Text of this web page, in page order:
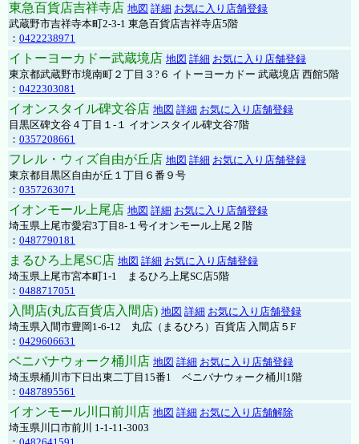
東急百貨店吉祥寺店 地図 詳細 お気に入り店舗登録
武蔵野市吉祥寺本町2-3-1 東急百貨店吉祥寺店5階
： 0422238971
イトーヨーカドー武蔵境店 地図 詳細 お気に入り店舗登録
東京都武蔵野市境南町２丁目３?６ イトーヨーカドー 武蔵境店 西館5階
： 0422303081
イオンスタイル碑文谷店 地図 詳細 お気に入り店舗登録
目黒区碑文谷４丁目１-１ イオンスタイル碑文谷7階
： 0357208661
フレル・ウィズ自由が丘店 地図 詳細 お気に入り店舗登録
東京都目黒区自由が丘１丁目６番９号
： 0357263071
イオンモール上尾店 地図 詳細 お気に入り店舗登録
埼玉県上尾市愛宕3丁目8-１号イオンモール上尾２階
： 0487790181
まるひろ上尾SC店 地図 詳細 お気に入り店舗登録
埼玉県上尾市宮本町1-1 まるひろ上尾SC店5階
： 0488717051
入間店(丸広百貨店入間店) 地図 詳細 お気に入り店舗登録
埼玉県入間市豊岡1-6-12 丸広（まるひろ）百貨店 入間店５F
： 0429606631
ベニバナウォーク桶川店 地図 詳細 お気に入り店舗登録
埼玉県桶川市下日出東二丁目15番1 ベニバナウォーク桶川1階
： 0487895561
イオンモール川口前川店 地図 詳細 お気に入り店舗解除
埼玉県川口市前川 1-1-11-3003